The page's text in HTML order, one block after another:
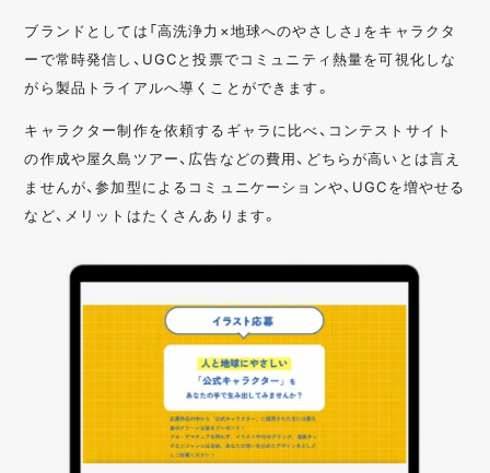
ブランドとしては「高洗浄力×地球へのやさしさ」をキャラクタ
ーで常時発信し、UGCと投票でコミュニティ熱量を可視化しな
がら製品トライアルへ導くことができます。
キャラクター制作を依頼するギャラに比べ、コンテストサイト
の作成や屋久島ツアー、広告などの費用、どちらが高いとは言え
ませんが、参加型によるコミュニケーションや、UGCを増やせる
など、メリットはたくさんあります。